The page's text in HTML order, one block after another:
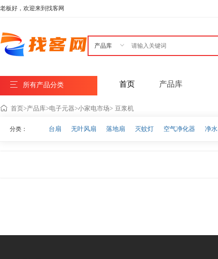
老板好，欢迎来到找客网
 所有产品分类 首页 产品库
首页>产品库>电子元器>小家电市场> 豆浆机
分类： 台扇 无叶风扇 落地扇 灭蚊灯 空气净化器
净